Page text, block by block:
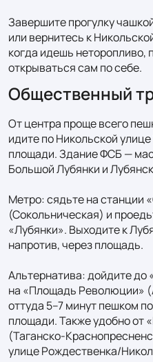
Завершите прогулку
или вернитесь к
когда идешь неторопливо,
открываться сам по себе.
Общественный
От центра проще всего
идите по Никольской
площади. Здание ФСБ —
Большой Лубянки и
Метро: сядьте на станции
(Сокольническая) и
«Лубянки». Выходите к
напротив, через площадь.
Альтернатива: дойдите до
на «Площадь Революции»
оттуда 5–7 минут пешком
площади. Также удобно от
(Таганско-
улице Рождественка/